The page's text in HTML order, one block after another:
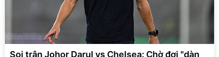
Soi trận Johor Darul vs Chelsea: Chờ đợi "dàn